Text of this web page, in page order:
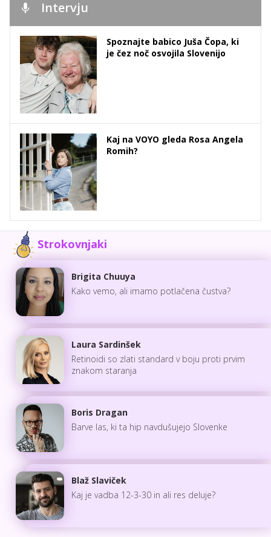
Intervju
Spoznajte babico Juša Čopa, ki
je čez noč osvojila Slovenijo
Kaj na VOYO gleda Rosa Angela
Romih?
Strokovnjaki
Brigita Chuuya
Kako vemo, ali imamo potlačena čustva?
Laura Sardinšek
Retinoidi so zlati standard v boju proti prvim
znakom staranja
Boris Dragan
Barve las, ki ta hip navdušujejo Slovenke
Blaž Slaviček
Kaj je vadba 12-3-30 in ali res deluje?